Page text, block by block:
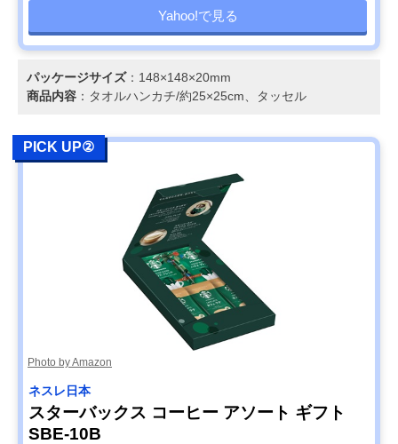
Yahoo!で見る
パッケージサイズ：148×148×20mm
商品内容 ：タオルハンカチ/約25×25cm、タッセル
PICK UP②
Photo by Amazon
ネスレ日本
スターバックス コーヒー アソート ギフト
SBE-10B